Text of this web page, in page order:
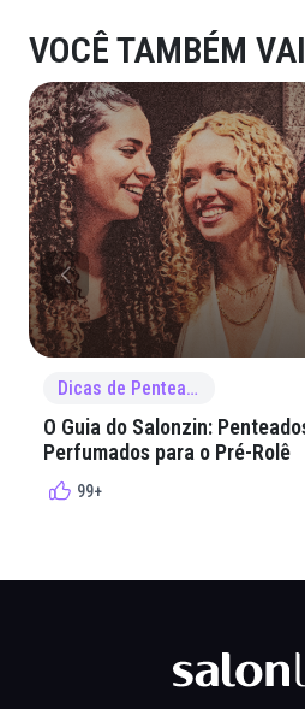
VOCÊ TAMBÉM
Dicas de Penteado
O Guia do Salonzin:
Perfumados para o Pré-Rolê
99+